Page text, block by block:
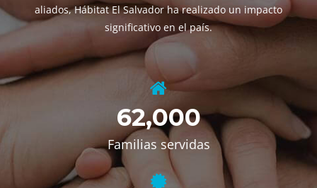
aliados, Hábitat El Salvador ha realizado un impacto
significativo en el país.
62,000
Familias servidas